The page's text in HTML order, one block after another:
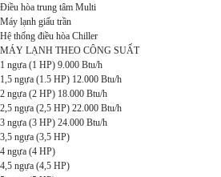
Điều hòa trung tâm Multi
Máy lạnh giấu trần
Hệ thống điều hòa Chiller
MÁY LẠNH THEO CÔNG SUẤT
1 ngựa (1 HP) 9.000 Btu/h
1,5 ngựa (1.5 HP) 12.000 Btu/h
2 ngựa (2 HP) 18.000 Btu/h
2,5 ngựa (2,5 HP) 22.000 Btu/h
3 ngựa (3 HP) 24.000 Btu/h
3,5 ngựa (3,5 HP)
4 ngựa (4 HP)
4,5 ngựa (4,5 HP)